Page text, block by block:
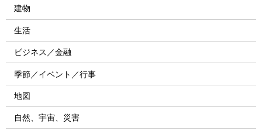
建物
生活
ビジネス／金融
季節／イベント／行事
地図
自然、宇宙、災害